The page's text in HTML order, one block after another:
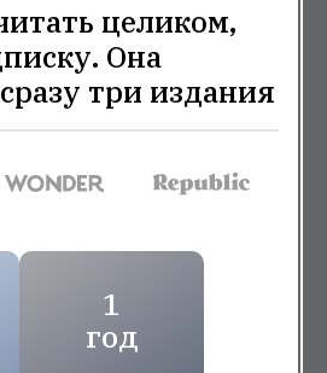
целиком,
Она
три издания
1
год